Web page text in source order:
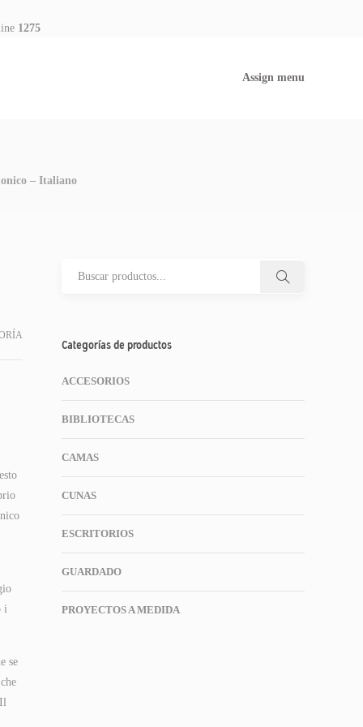
1275
Assign menu
– Italiano
i
se
Categorías de productos
ACCESORIOS
BIBLIOTECAS
CAMAS
CUNAS
ESCRITORIOS
GUARDADO
PROYECTOS A MEDIDA